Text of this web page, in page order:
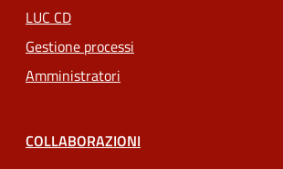
LUC CD
Gestione processi
Amministratori
COLLABORAZIONI